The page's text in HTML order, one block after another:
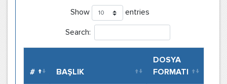
Show
entries
Search:
# BAŞLIK
DOSYA
FORMATI